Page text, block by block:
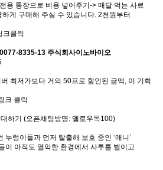
용 통장으로 비용 넣어주기-> 매달 먹는 사료
게 구매해 주실 수 있습니다. 2천원부터
크클릭
8335-13 주식회사이노바이오
최저가보다 거의 50프로 할인된 금액, 이 기회
크 클릭
하기 (오픈채팅방명: 옐로우독100)
렁이들과 먼저 탈출해 보호 중인 ‘애니’
이 아직도 열악한 환경에서 사투를 벌이고